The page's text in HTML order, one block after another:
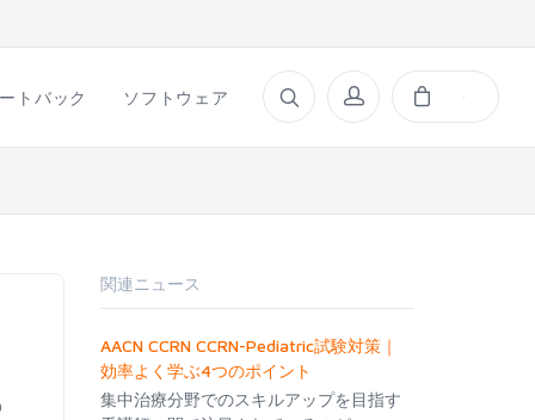
トバック ソフトウェア
関連ニュース
AACN CCRN CCRN-Pediatric試験対策｜
効率よく学ぶ4つのポイント
集中治療分野でのスキルアップを目指す